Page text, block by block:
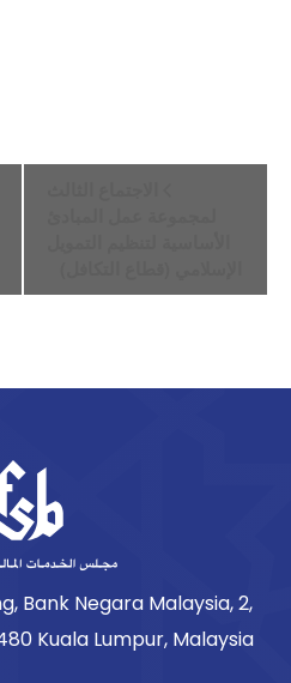
Bank Negara Malaysia, 2,
Kuala Lumpur, Malaysia